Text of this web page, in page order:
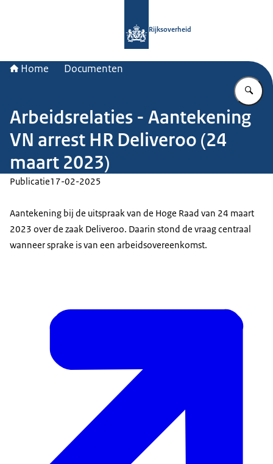
Rijksoverheid
Home Documenten
Arbeidsrelaties - Aantekening
VN arrest HR Deliveroo (24
maart 2023)
Publicatie17-02-2025
Aantekening bij de uitspraak van de Hoge Raad van 24 maart
2023 over de zaak Deliveroo. Daarin stond de vraag centraal
wanneer sprake is van een arbeidsovereenkomst.